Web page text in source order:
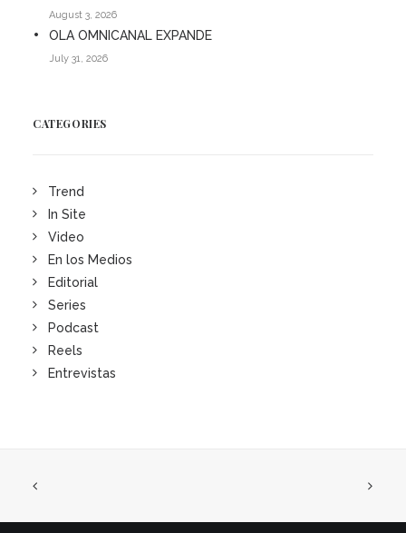
August 3, 2026
OLA OMNICANAL EXPANDE
July 31, 2026
CATEGORIES
Trend
In Site
Video
En los Medios
Editorial
Series
Podcast
Reels
Entrevistas